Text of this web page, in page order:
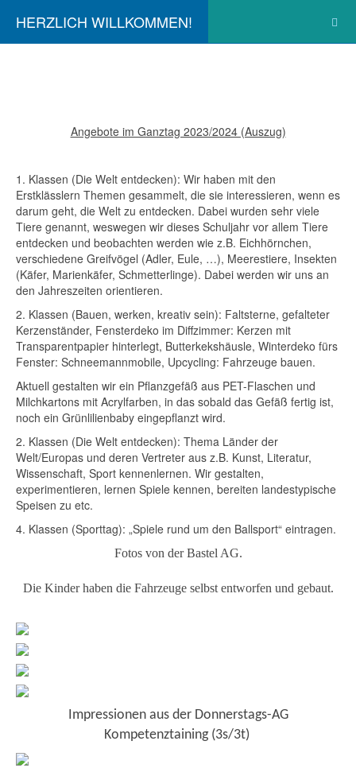
HERZLICH WILLKOMMEN!
Angebote im Ganztag 2023/2024 (Auszug)
1. Klassen (Die Welt entdecken): Wir haben mit den
Erstklässlern Themen gesammelt, die sie interessieren, wenn es
darum geht, die Welt zu entdecken. Dabei wurden sehr viele
Tiere genannt, weswegen wir dieses Schuljahr vor allem Tiere
entdecken und beobachten werden wie z.B. Eichhörnchen,
verschiedene Greifvögel (Adler, Eule, …), Meerestiere, Insekten
(Käfer, Marienkäfer, Schmetterlinge). Dabei werden wir uns an
den Jahreszeiten orientieren.
2. Klassen (Bauen, werken, kreativ sein): Faltsterne, gefalteter
Kerzenständer, Fensterdeko im Diffzimmer: Kerzen mit
Transparentpapier hinterlegt, Butterkekshäusle, Winterdeko fürs
Fenster: Schneemannmobile, Upcycling: Fahrzeuge bauen.
Aktuell gestalten wir ein Pflanzgefäß aus PET-Flaschen und
Milchkartons mit Acrylfarben, in das sobald das Gefäß fertig ist,
noch ein Grünlilienbaby eingepflanzt wird.
2. Klassen (Die Welt entdecken): Thema Länder der
Welt/Europas und deren Vertreter aus z.B. Kunst, Literatur,
Wissenschaft, Sport kennenlernen. Wir gestalten,
experimentieren, lernen Spiele kennen, bereiten landestypische
Speisen zu etc.
4. Klassen (Sporttag): „Spiele rund um den Ballsport“ eintragen.
Fotos von der Bastel AG.
Die Kinder haben die Fahrzeuge selbst entworfen und gebaut.
Impressionen aus der Donnerstags-AG
Kompetenztaining (3s/3t)